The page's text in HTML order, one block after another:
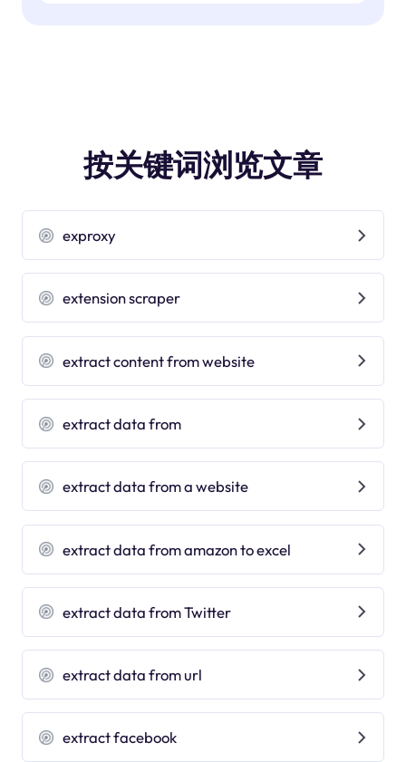
按关键词浏览文章
exproxy
extension scraper
extract content from website
extract data from
extract data from a website
extract data from amazon to excel
extract data from Twitter
extract data from url
extract facebook